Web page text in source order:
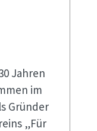
Jahren
im
Gründer
„Für